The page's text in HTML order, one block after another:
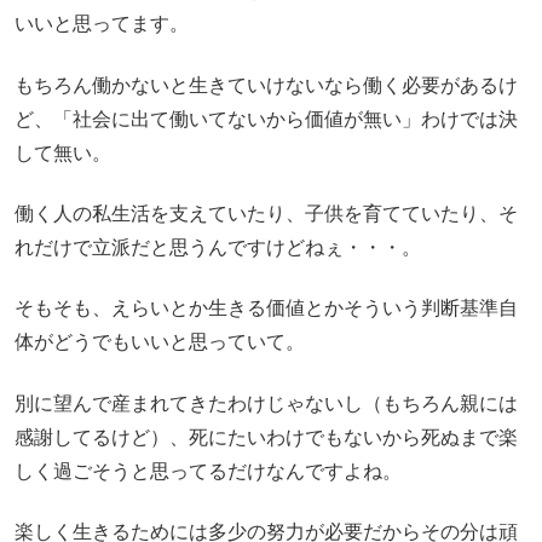
いいと思ってます。
もちろん働かないと生きていけないなら働く必要があるけ
ど、「社会に出て働いてないから価値が無い」わけでは決
して無い。
働く人の私生活を支えていたり、子供を育てていたり、そ
れだけで立派だと思うんですけどねぇ・・・。
そもそも、えらいとか生きる価値とかそういう判断基準自
体がどうでもいいと思っていて。
別に望んで産まれてきたわけじゃないし（もちろん親には
感謝してるけど）、死にたいわけでもないから死ぬまで楽
しく過ごそうと思ってるだけなんですよね。
楽しく生きるためには多少の努力が必要だからその分は頑